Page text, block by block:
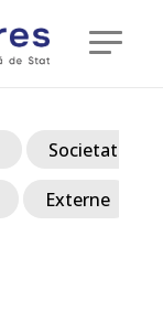
Societate
Externe